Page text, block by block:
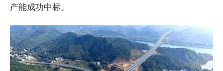
产能成功中标。